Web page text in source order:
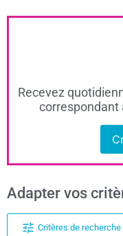
Recevez
correspondant
Adapter vos
Critères de recherche